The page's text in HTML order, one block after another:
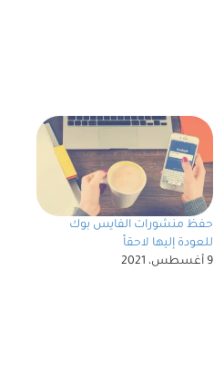
حفظ منشورات الفايس بوك
للعودة إليها لاحقاً
9 أغسطس، 2021